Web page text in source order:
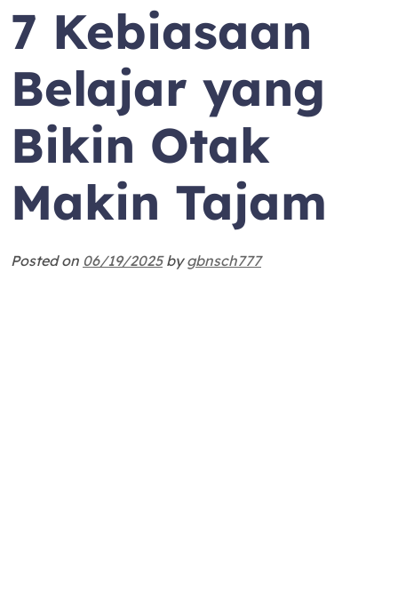
7 Kebiasaan
Belajar yang
Bikin Otak
Makin Tajam
Posted on 06/19/2025bygbnsch777